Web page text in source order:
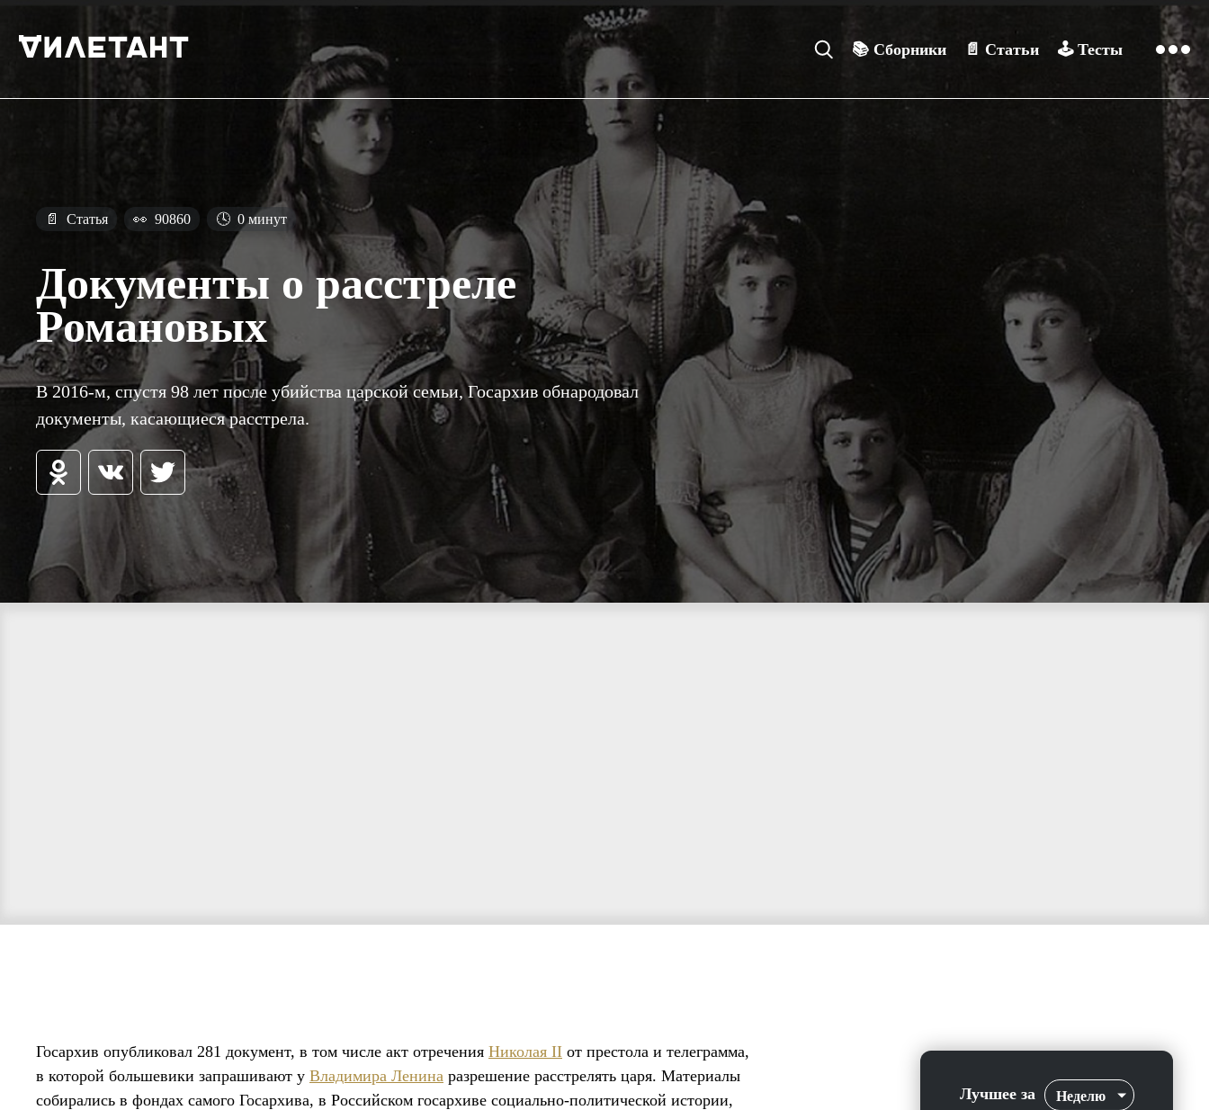
📚 Сборники 📄 Статьи 🕹️ Тесты
📄 Статья 👀 90860 🕓 0 минут
Документы о расстреле
Романовых
В 2016-м, спустя 98 лет после убийства царской семьи, Госархив обнародовал
документы, касающиеся расстрела.
Госархив опубликовал 281 документ, в том числе акт отречения Николая II от престола и телеграмма,
в которой большевики запрашивают у Владимира Ленина разрешение расстрелять царя. Материалы
собирались в фондах самого Госархива, в Российском госархиве социально-политической истории,
Лучшее за Неделю